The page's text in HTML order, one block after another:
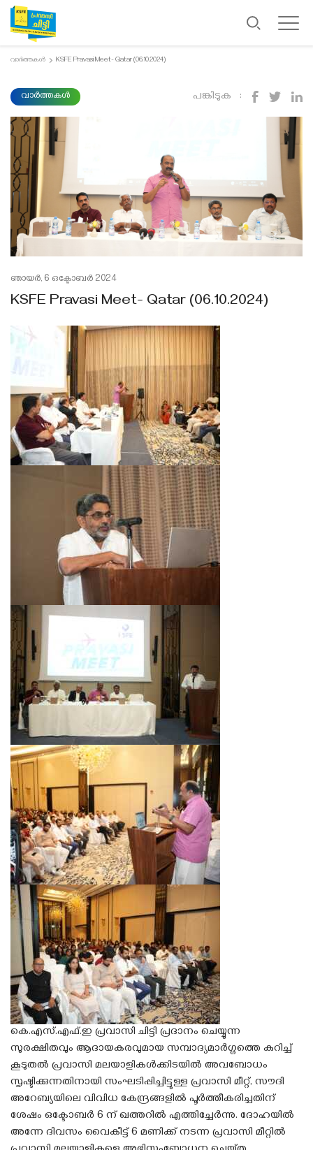
വാർത്തകൾ KSFE Pravasi Meet- Qatar (06.10.2024)
വാർത്തകൾ പങ്കിടുക :
ഞായർ, 6 ഒക്ടോബർ 2024
KSFE Pravasi Meet- Qatar (06.10.2024)
കെ.എസ്.എഫ്.ഇ പ്രവാസി ചിട്ടി പ്രദാനം ചെയ്യുന്ന
സുരക്ഷിതവും ആദായകരവുമായ സമ്പാദ്യമാർഗ്ഗത്തെ കുറിച്ച്
കൂടുതൽ പ്രവാസി മലയാളികൾക്കിടയിൽ അവബോധം
സൃഷ്ടിക്കുന്നതിനായി സംഘടിപ്പിച്ചിട്ടുള്ള പ്രവാസി മീറ്റ്, സൗദി
അറേബ്യയിലെ വിവിധ കേന്ദ്രങ്ങളിൽ പൂർത്തീകരിച്ചതിന്
ശേഷം ഒക്ടോബർ 6 ന് ഖത്തറിൽ എത്തിച്ചേർന്നു. ദോഹയിൽ
അന്നേ ദിവസം വൈകീട്ട് 6 മണിക്ക് നടന്ന പ്രവാസി മീറ്റിൽ